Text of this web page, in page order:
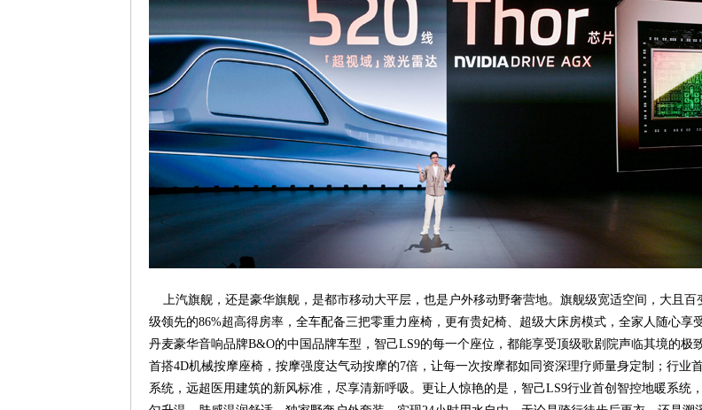
上汽旗舰，还是豪华旗舰，是都市移动大平层，也是户外移动野奢营地。旗舰级宽适空间，大且百
级领先的86%超高得房率，全车配备三把零重力座椅，更有贵妃椅、超级大床房模式，全家人随心享
丹麦豪华音响品牌B&O的中国品牌车型，智己LS9的每一个座位，都能享受顶级歌剧院声临其境的极
首搭4D机械按摩座椅，按摩强度达气动按摩的7倍，让每一次按摩都如同资深理疗师量身定制；行业
系统，远超医用建筑的新风标准，尽享清新呼吸。更让人惊艳的是，智己LS9行业首创智控地暖系统